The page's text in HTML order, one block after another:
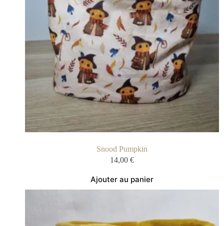
Snood Pumpkin
14,00 €
Ajouter au panier